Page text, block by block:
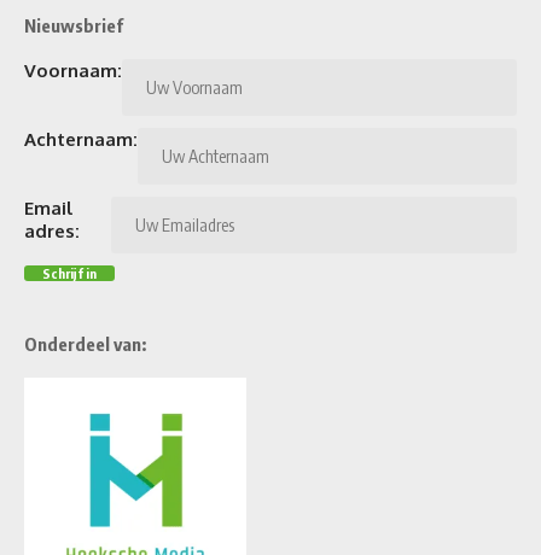
Nieuwsbrief
Voornaam:
Achternaam:
Email
adres:
Onderdeel van: